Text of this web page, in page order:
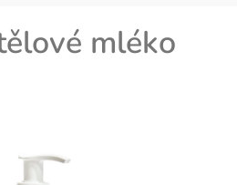
mléko